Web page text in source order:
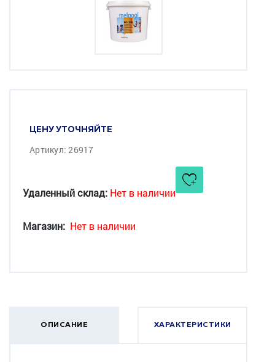
ЦЕНУ УТОЧНЯЙТЕ
Артикул: 26917
Удаленный склад: Нет в наличии
Магазин: Нет в наличии
ОПИСАНИЕ ХАРАКТЕРИСТИКИ